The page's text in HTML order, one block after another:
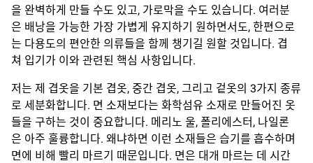
을 완벽하게 만들 수도 있고, 가로막을 수도 있습니다. 여러분
은 배낭을 가능한 가장 가볍게 유지하기 원하면서도, 한편으로
는 다용도의 편안한 의류들을 함께 챙기길 원할 것입니다. 겹
쳐 입기가 이와 관련된 핵심 사항입니다.
저는 제 겹옷을 기본 겹옷, 중간 겹옷, 그리고 겉옷의 3가지 종류
로 세분화합니다. 면 소재보다는 화학섬유 소재로 만들어진 옷
들을 구하는 것이 중요합니다. 메리노 울, 폴리에스터, 나일론
은 아주 훌륭합니다. 왜냐하면 이런 소재들은 습기를 흡수하며
면에 비해 빨리 마르기 때문입니다. 면은 대개 마르는 데 시간